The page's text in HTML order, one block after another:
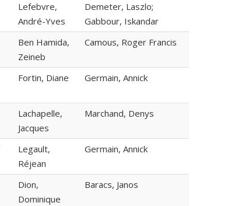
Lefebvre,
André-Yves
Demeter, Laszlo;
Gabbour, Iskandar
Ben Hamida,
Zeineb
Camous, Roger Francis
Fortin, Diane Germain, Annick
Lachapelle,
Jacques
Marchand, Denys
Legault,
Réjean
Germain, Annick
Dion,
Dominique
Baracs, Janos